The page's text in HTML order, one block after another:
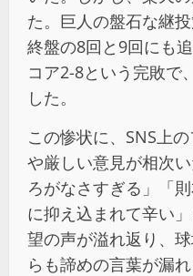
た。巨人の盤石な継
終盤の8回と9回にも
コア2-8という完敗で
した。
この惨状に、SNS上
や厳しい意見が相次
ろがなさすぎる」「
に抑え込まれて辛い
望の声が溢れ返り、
らも諦めの言葉が漏れ